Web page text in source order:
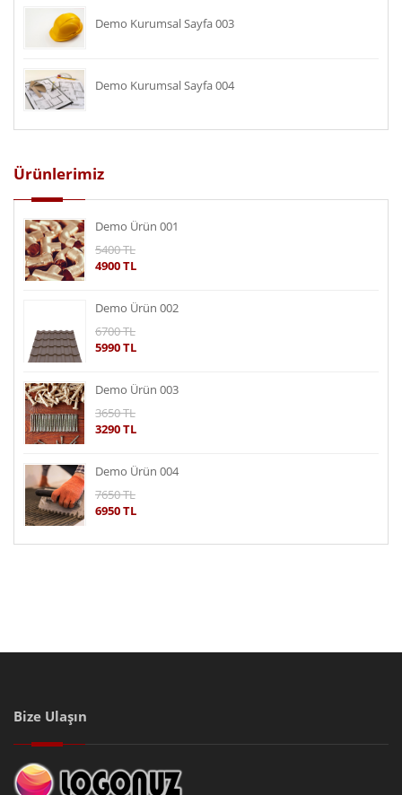
Demo Kurumsal Sayfa 003
Demo Kurumsal Sayfa 004
Ürünlerimiz
Demo Ürün 001
5400 TL
4900 TL
Demo Ürün 002
6700 TL
5990 TL
Demo Ürün 003
3650 TL
3290 TL
Demo Ürün 004
7650 TL
6950 TL
Bize Ulaşın